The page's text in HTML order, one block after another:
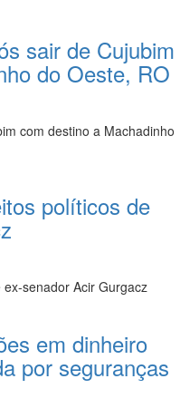
sair de Cujubim
do Oeste, RO
com destino a Machadinho
políticos de
senador Acir Gurgacz
em dinheiro
por seguranças